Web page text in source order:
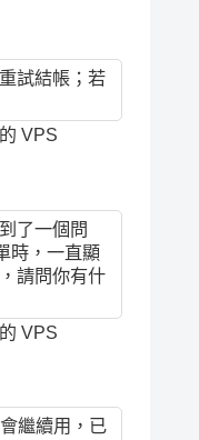
試結帳；若
VPS
了一個問
時，一直顯
請問你有什
VPS
繼續用，已